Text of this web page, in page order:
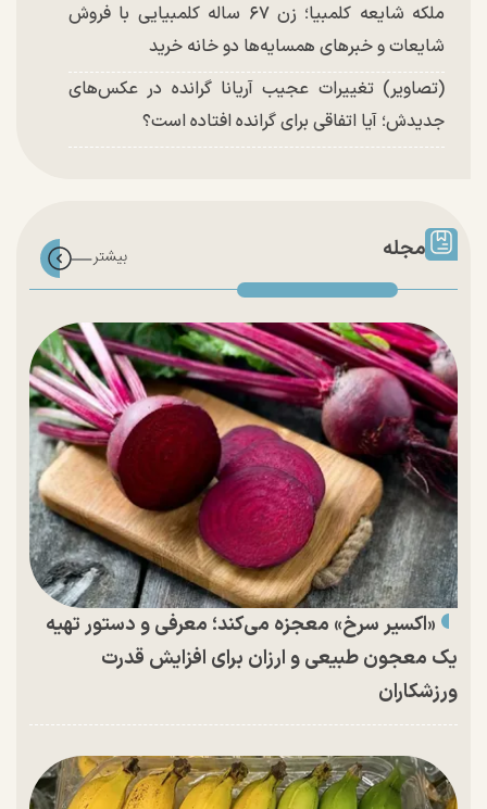
ملکه شایعه کلمبیا؛ زن ۶۷ ساله کلمبیایی با فروش
شایعات و خبر‌های همسایه‌ها دو خانه خرید
(تصاویر) تغییرات عجیب آریانا گرانده در عکس‌های
جدیدش؛ آیا اتفاقی برای گرانده افتاده است؟
مجله
«اکسیر سرخ» معجزه می‌کند؛ معرفی و دستور تهیه
یک معجون طبیعی و ارزان برای افزایش قدرت
ورزشکاران